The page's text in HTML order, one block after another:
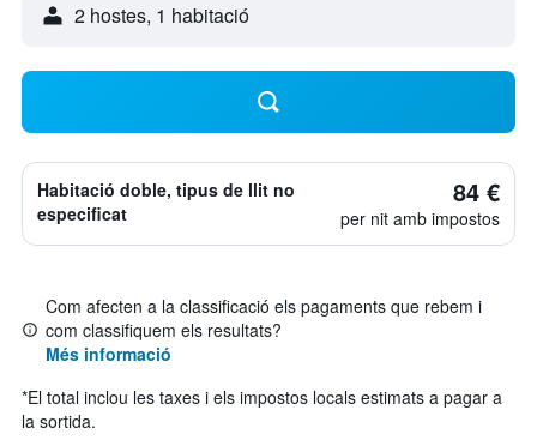
2 hostes, 1 habitació
Habitació doble, tipus de llit no
especificat
84 €
per nit amb impostos
Com afecten a la classificació els pagaments que rebem i
com classifiquem els resultats?
Més informació
*El total inclou les taxes i els impostos locals estimats a pagar a
la sortida.